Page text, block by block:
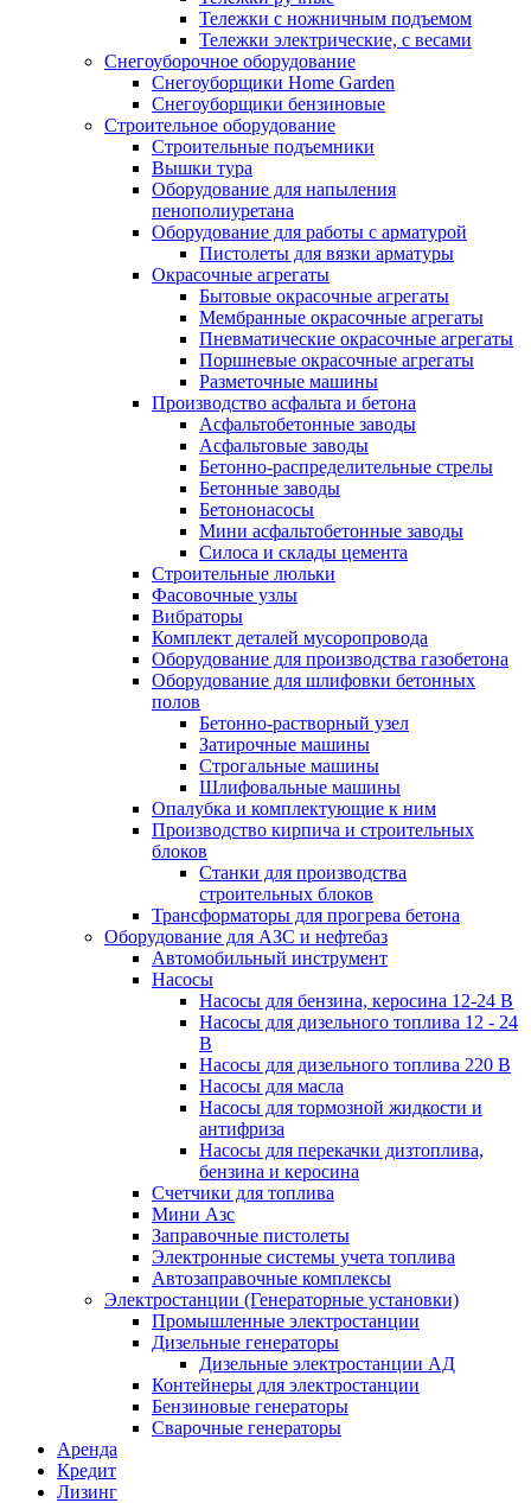
Тележки с ножничным подъемом
Тележки электрические, с весами
Снегоуборочное оборудование
Снегоуборщики Home Garden
Снегоуборщики бензиновые
Строительное оборудование
Cтроительные подъемники
Вышки тура
Оборудование для напыления
пенополиуретана
Оборудование для работы с арматурой
Пистолеты для вязки арматуры
Окрасочные агрегаты
Бытовые окрасочные агрегаты
Мембранные окрасочные агрегаты
Пневматические окрасочные агрегаты
Поршневые окрасочные агрегаты
Разметочные машины
Производство асфальта и бетона
Асфальтобетонные заводы
Асфальтовые заводы
Бетонно-распределительные стрелы
Бетонные заводы
Бетононасосы
Мини асфальтобетонные заводы
Силоса и склады цемента
Строительные люльки
Фасовочные узлы
Вибраторы
Комплект деталей мусоропровода
Оборудование для производства газобетона
Оборудование для шлифовки бетонных
полов
Бетонно-растворный узел
Затирочные машины
Строгальные машины
Шлифовальные машины
Опалубка и комплектующие к ним
Производство кирпича и строительных
блоков
Cтанки для производства
строительных блоков
Трансформаторы для прогрева бетона
Оборудование для АЗС и нефтебаз
Автомобильный инструмент
Насосы
Насосы для бензина, керосина 12-24 В
Насосы для дизельного топлива 12 - 24
В
Насосы для дизельного топлива 220 В
Насосы для масла
Насосы для тормозной жидкости и
антифриза
Насосы для перекачки дизтоплива,
бензина и керосина
Счетчики для топлива
Мини Азс
Заправочные пистолеты
Электронные системы учета топлива
Автозаправочные комплексы
Электростанции (Генераторные установки)
Промышленные электростанции
Дизельные генераторы
Дизельные электростанции АД
Контейнеры для электростанции
Бензиновые генераторы
Сварочные генераторы
Аренда
Кредит
Лизинг